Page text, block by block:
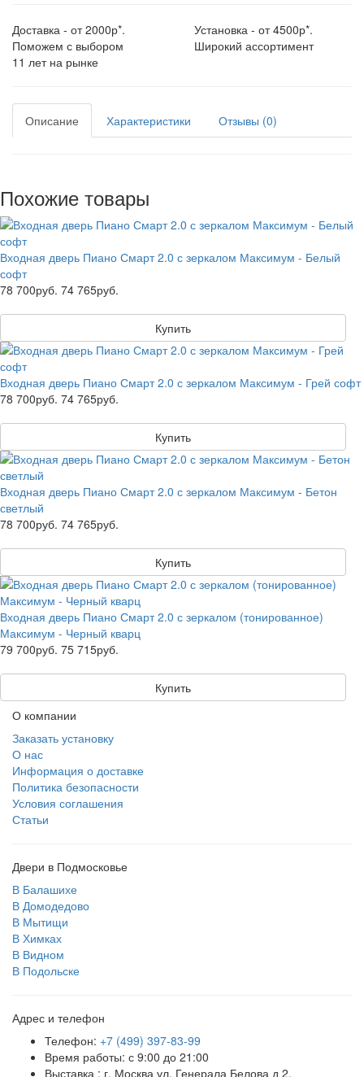
Доставка - от 2000р*.
Установка - от 4500р*.
Поможем с выбором
Широкий ассортимент
11 лет на рынке
Описание Характеристики Отзывы (0)
Похожие товары
Входная дверь Пиано Смарт 2.0 с зеркалом Максимум - Белый
софт
78 700руб. 74 765руб.
Купить
Входная дверь Пиано Смарт 2.0 с зеркалом Максимум - Грей софт
78 700руб. 74 765руб.
Купить
Входная дверь Пиано Смарт 2.0 с зеркалом Максимум - Бетон
светлый
78 700руб. 74 765руб.
Купить
Входная дверь Пиано Смарт 2.0 с зеркалом (тонированное)
Максимум - Черный кварц
79 700руб. 75 715руб.
Купить
О компании
Заказать установку
О нас
Информация о доставке
Политика безопасности
Условия соглашения
Статьи
Двери в Подмосковье
В Балашихе
В Домодедово
В Мытищи
В Химках
В Видном
В Подольске
Адрес и телефон
Телефон: +7 (499) 397-83-99
Время работы: с 9:00 до 21:00
Выставка : г. Москва ул. Генерала Белова д 2.